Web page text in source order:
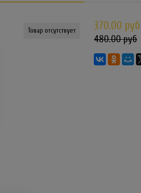
Товар отсутствует 370.00 руб
480.00 руб